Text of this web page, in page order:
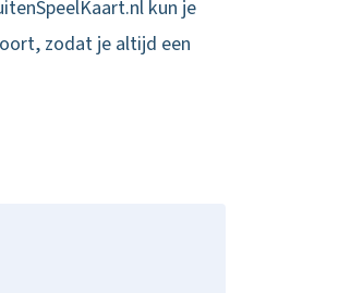
kun je
zodat je altijd een